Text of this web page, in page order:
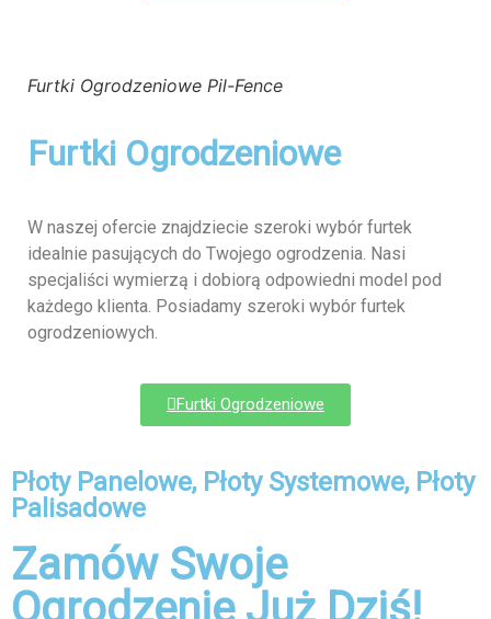
Furtki Ogrodzeniowe Pil-Fence
Furtki Ogrodzeniowe
W naszej ofercie znajdziecie szeroki wybór furtek
idealnie pasujących do Twojego ogrodzenia. Nasi
specjaliści wymierzą i dobiorą odpowiedni model pod
każdego klienta. Posiadamy szeroki wybór furtek
ogrodzeniowych.
Furtki Ogrodzeniowe
Płoty Panelowe, Płoty Systemowe, Płoty
Palisadowe
Zamów Swoje